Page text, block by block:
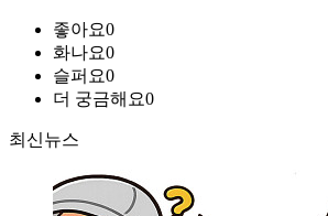
좋아요0
화나요0
슬퍼요0
더 궁금해요0
최신뉴스